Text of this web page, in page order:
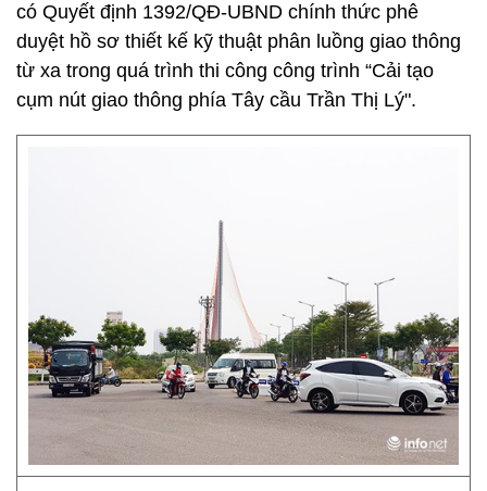
có Quyết định 1392/QĐ-UBND chính thức phê
duyệt hồ sơ thiết kế kỹ thuật phân luồng giao thông
từ xa trong quá trình thi công công trình “Cải tạo
cụm nút giao thông phía Tây cầu Trần Thị Lý".